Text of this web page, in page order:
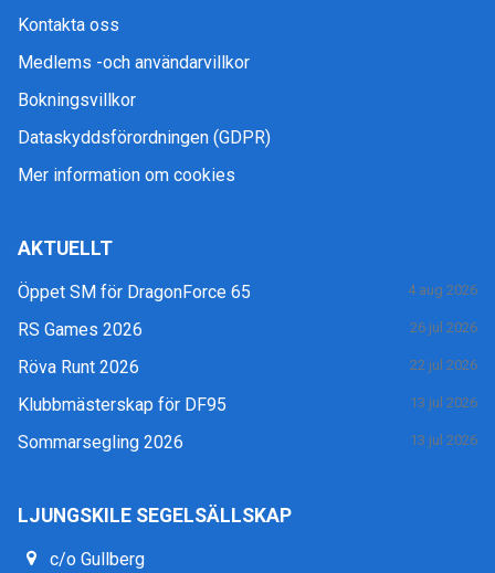
Kontakta oss
Medlems -och användarvillkor
Bokningsvillkor
Dataskyddsförordningen (GDPR)
Mer information om cookies
AKTUELLT
Öppet SM för DragonForce 65 4 aug 2026
RS Games 2026 26 jul 2026
Röva Runt 2026 22 jul 2026
Klubbmästerskap för DF95 13 jul 2026
Sommarsegling 2026 13 jul 2026
LJUNGSKILE SEGELSÄLLSKAP
c/o Gullberg